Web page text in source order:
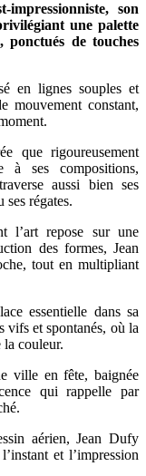
son
une palette
ponctués de touches
en lignes souples et
mouvement constant,
que rigoureusement
à ses compositions,
aussi bien ses
ses régates.
l’art repose sur une
des formes, Jean
tout en multipliant
essentielle dans sa
vifs et spontanés, où la
la couleur.
ville en fête, baignée
qui rappelle par
aérien, Jean Dufy
et l’impression